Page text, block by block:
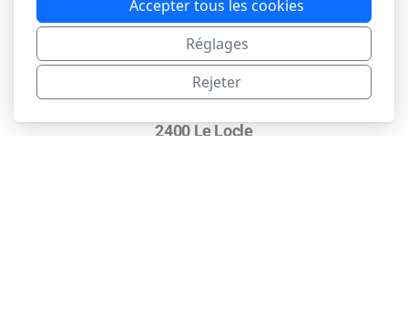
Comoedia
2400 Le Locle
Accepter tous les cookies
Réglages
Rejeter